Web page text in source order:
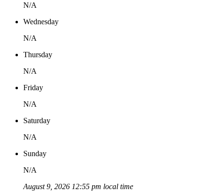
N/A
Wednesday
N/A
Thursday
N/A
Friday
N/A
Saturday
N/A
Sunday
N/A
August 9, 2026 12:55 pm local time